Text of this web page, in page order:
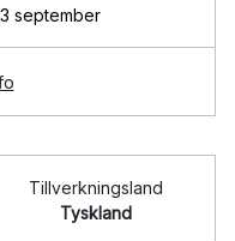
september
Tillverkningsland
Tyskland